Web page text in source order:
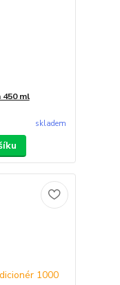
450 ml
skladem